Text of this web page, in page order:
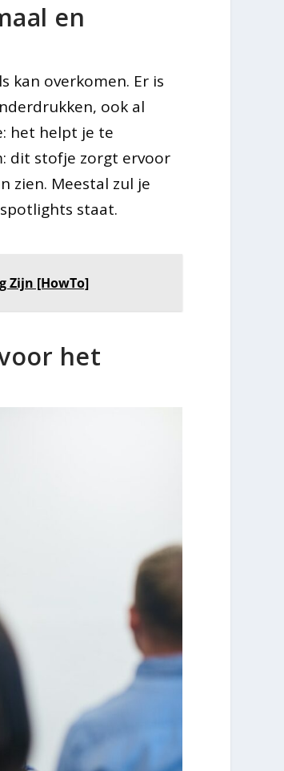
en
kan overkomen. Er is
ook al
het helpt je te
dit stofje zorgt ervoor
zien. Meestal zul je
staat.
Zijn [HowTo]
het